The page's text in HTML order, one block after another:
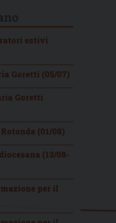
estivi
Goretti (05/07)
Goretti
(01/08)
(13/08-
per il